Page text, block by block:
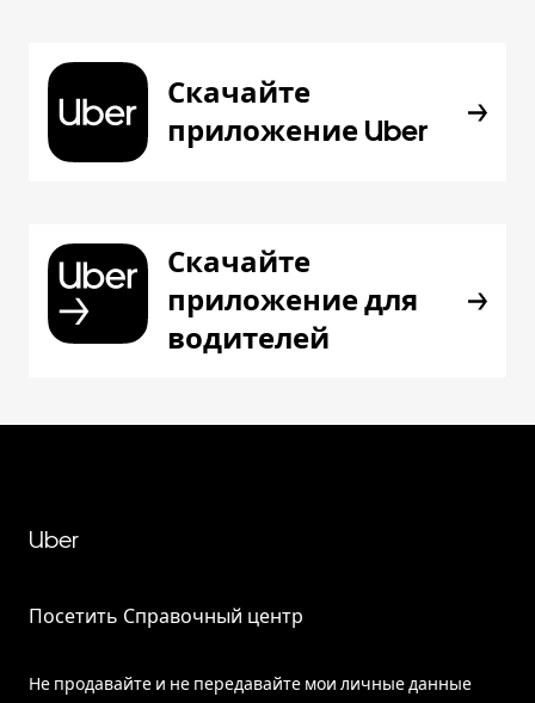
Скачайте
приложение Uber
Скачайте
приложение для
водителей
Uber
Посетить Справочный центр
Не продавайте и не передавайте мои личные данные